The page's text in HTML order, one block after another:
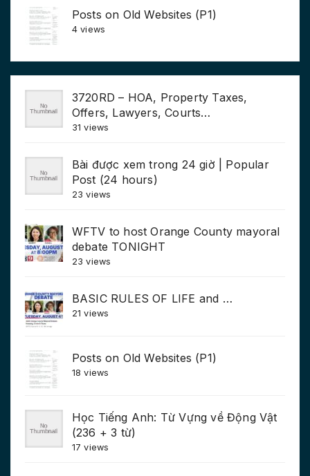
Posts on Old Websites (P1)
4 views
3720RD – HOA, Property Taxes,
Offers, Lawyers, Courts…
31 views
Bài được xem trong 24 giờ | Popular
Post (24 hours)
23 views
WFTV to host Orange County mayoral
debate TONIGHT
23 views
BASIC RULES OF LIFE and …
21 views
Posts on Old Websites (P1)
18 views
Học Tiếng Anh: Từ Vựng về Động Vật
(236 + 3 từ)
17 views